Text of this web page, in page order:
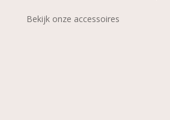
Bekijk onze accessoires